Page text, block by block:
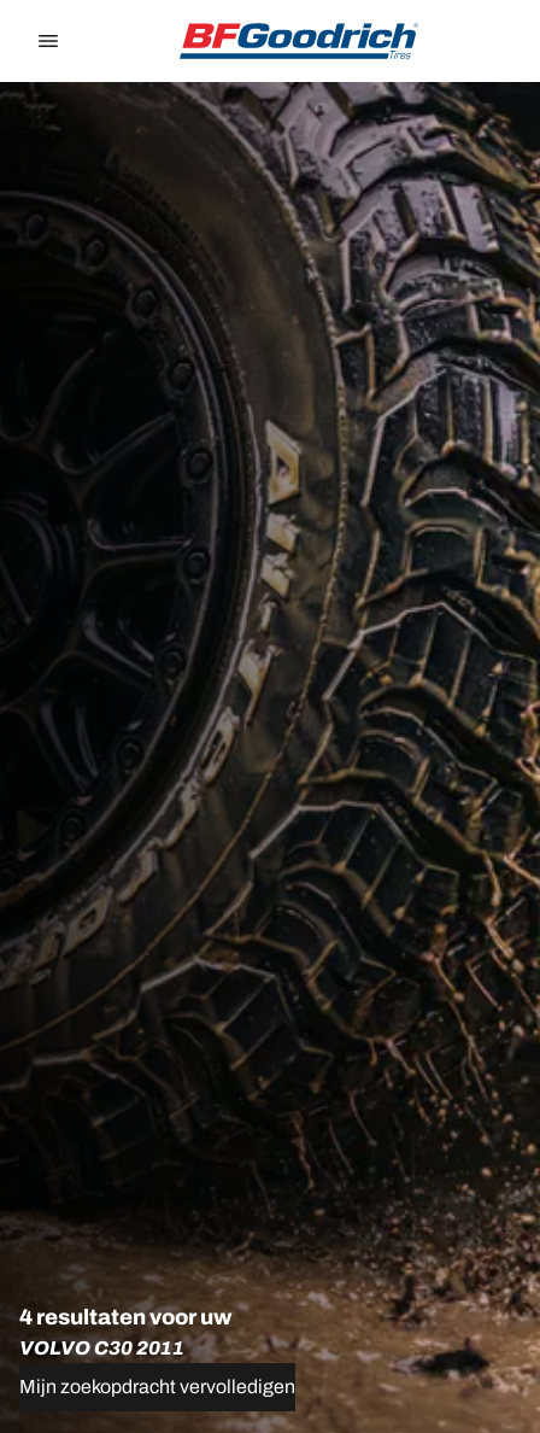
4 resultaten voor uw
VOLVO C30 2011
Mijn zoekopdracht vervolledigen